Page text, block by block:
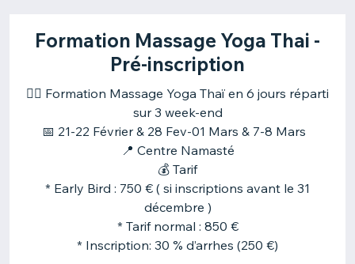
Formation Massage Yoga Thai -
Pré-inscription
🧘‍♂️ Formation Massage Yoga Thaï en 6 jours réparti
sur 3 week-end
📅 21-22 Février & 28 Fev-01 Mars & 7-8 Mars
📍 Centre Namasté
💰 Tarif
* Early Bird : 750 € ( si inscriptions avant le 31
décembre )
* Tarif normal : 850 €
* Inscription: 30 % d’arrhes (250 €)